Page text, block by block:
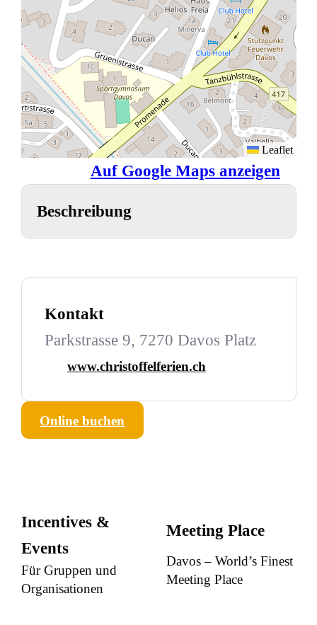
Leaflet
Auf Google Maps anzeigen
Beschreibung
Kontakt
Parkstrasse 9, 7270 Davos Platz
www.christoffelferien.ch
Online buchen
Incentives &
Events
Für Gruppen und
Organisationen
Meeting Place
Davos – World’s Finest
Meeting Place